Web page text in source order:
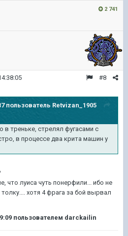
2 741
#8
пользователь Retvizan_1905
в треньке, стрелял фугасами с
в процессе два крита машин у
что луиса чуть понерфили... ибо не
хотя 4 фрага за бой вырвал
пользователем darckailin